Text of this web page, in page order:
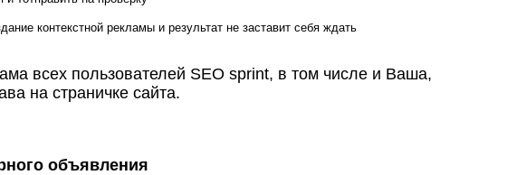
контекстной рекламы и результат не заставит себя ждать
всех пользователей SEO sprint, в том числе и Ваша,
на страничке сайта.
объявления